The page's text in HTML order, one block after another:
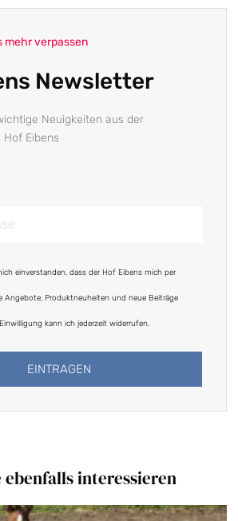
mehr verpassen
Newsletter
Neuigkeiten aus der
Eibens
einverstanden, dass der Hof Eibens mich per
Angebote, Produktneuheiten und neue Beiträge
kann ich jederzeit widerrufen.
EINTRAGEN
ebenfalls interessieren